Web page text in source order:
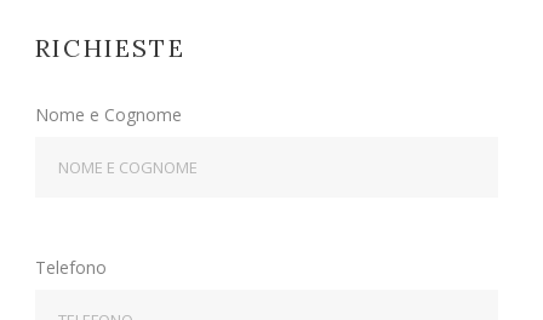
RICHIESTE
Nome e Cognome
Telefono